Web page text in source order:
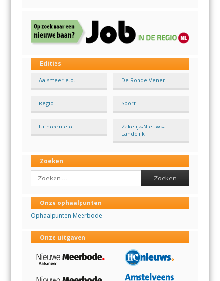
Edities
Aalsmeer e.o. De Ronde Venen
Regio Sport
Uithoorn e.o.
Zakelijk-Nieuws-
Landelijk
Zoeken
Search
Onze ophaalpunten
Ophaalpunten Meerbode
Onze uitgaven